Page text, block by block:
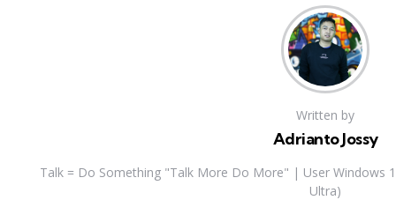
Written by
Adrianto Jossy
Talk = Do Something "Talk More Do More" | User Windows
Ultra)